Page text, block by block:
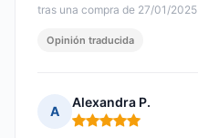
tras una compra de 27/01/2025
Opinión traducida
A
Alexandra P.
Nota: 5 de 5